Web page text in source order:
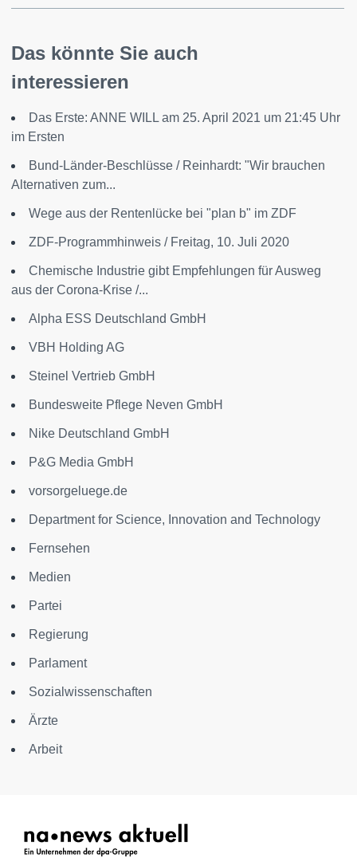
Das könnte Sie auch
interessieren
Das Erste: ANNE WILL am 25. April 2021 um 21:45 Uhr
im Ersten
Bund-Länder-Beschlüsse / Reinhardt: "Wir brauchen
Alternativen zum...
Wege aus der Rentenlücke bei "plan b" im ZDF
ZDF-Programmhinweis / Freitag, 10. Juli 2020
Chemische Industrie gibt Empfehlungen für Ausweg
aus der Corona-Krise /...
Alpha ESS Deutschland GmbH
VBH Holding AG
Steinel Vertrieb GmbH
Bundesweite Pflege Neven GmbH
Nike Deutschland GmbH
P&G Media GmbH
vorsorgeluege.de
Department for Science, Innovation and Technology
Fernsehen
Medien
Partei
Regierung
Parlament
Sozialwissenschaften
Ärzte
Arbeit